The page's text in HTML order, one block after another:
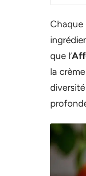
Chaque
que l’
la